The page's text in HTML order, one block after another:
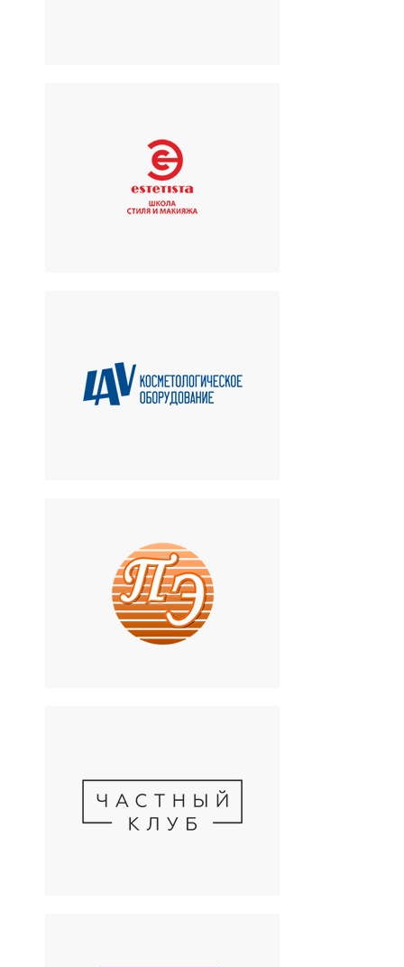
ESTETISTA
Учебно-эстетический центр
Косметологическое
оборудование
Первый Элемент
Медицинский центр
стоматологии и
оториноларингологии
Частный клуб
Салон красоты